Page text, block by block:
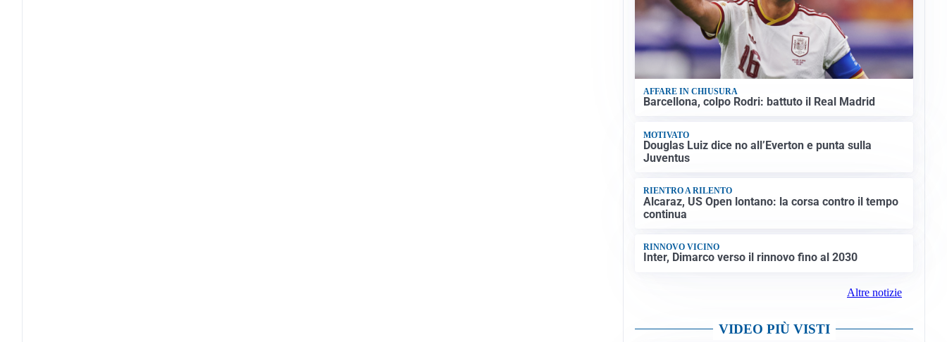
AFFARE IN CHIUSURA
Barcellona, colpo Rodri: battuto il Real Madrid
MOTIVATO
Douglas Luiz dice no all’Everton e punta sulla
Juventus
RIENTRO A RILENTO
Alcaraz, US Open lontano: la corsa contro il tempo
continua
RINNOVO VICINO
Inter, Dimarco verso il rinnovo fino al 2030
Altre notizie
VIDEO PIÙ VISTI